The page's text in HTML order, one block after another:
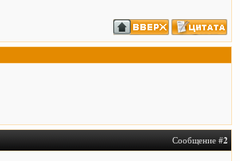
Сообщение #2